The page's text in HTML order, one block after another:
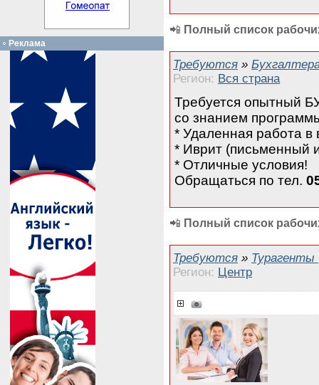
📲 Полный список
Требуются »
Регион: Вся страна
Требуется опытный
со знанием
* Удаленная работа в
* Иврит (письменный
* Отличные условия!
Обращаться по тел.
📲 Полный список
Требуются » Турагенты
Регион: Центр
Реклама